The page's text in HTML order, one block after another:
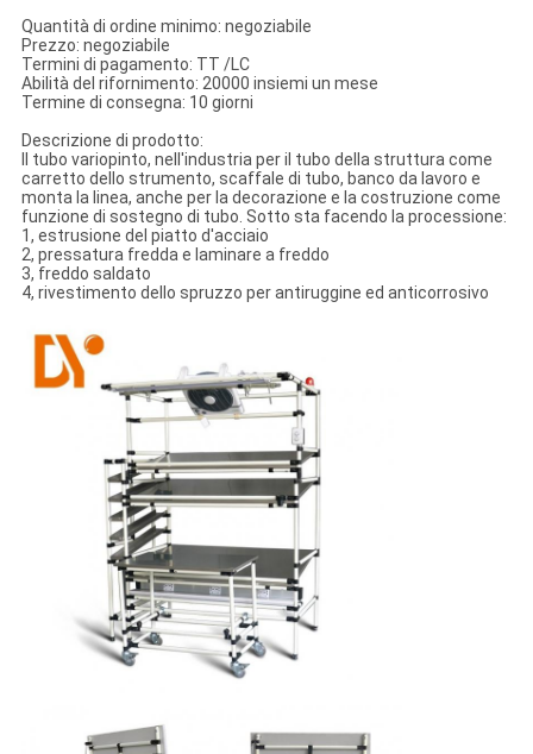
Quantità di ordine minimo: negoziabile
Prezzo: negoziabile
Termini di pagamento: TT /LC
Abilità del rifornimento: 20000 insiemi un mese
Termine di consegna: 10 giorni
Descrizione di prodotto:
Il tubo variopinto, nell'industria per il tubo della struttura come
carretto dello strumento, scaffale di tubo, banco da lavoro e
monta la linea, anche per la decorazione e la costruzione come
funzione di sostegno di tubo. Sotto sta facendo la processione:
1, estrusione del piatto d'acciaio
2, pressatura fredda e laminare a freddo
3, freddo saldato
4, rivestimento dello spruzzo per antiruggine ed anticorrosivo